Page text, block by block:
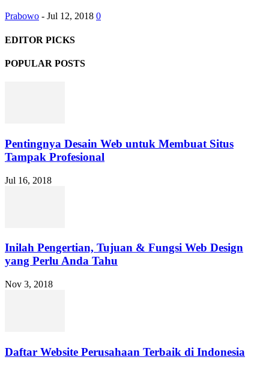
Prabowo - Jul 12, 2018 0
EDITOR PICKS
POPULAR POSTS
Pentingnya Desain Web untuk Membuat Situs
Tampak Profesional
Jul 16, 2018
Inilah Pengertian, Tujuan & Fungsi Web Design
yang Perlu Anda Tahu
Nov 3, 2018
Daftar Website Perusahaan Terbaik di Indonesia